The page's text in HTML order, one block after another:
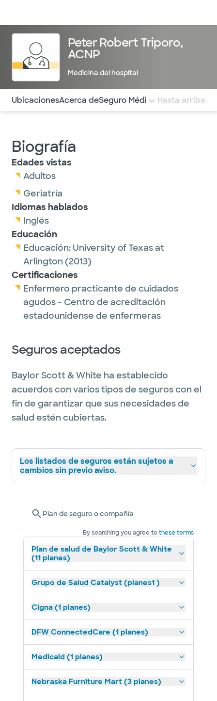
Peter Robert Triporo,
ACNP
Medicina del hospital
Utilice esta navegación para saltar rápidamente a
UbicacionesAcerca deSeguro Médico COMENTARIOS
Hasta arriba
Biografía
Edades vistas
Adultos
Geriatría
Idiomas hablados
Inglés
Educación
Educación: University of Texas at
Arlington (2013)
Certificaciones
Enfermero practicante de cuidados
agudos - Centro de acreditación
estadounidense de enfermeras
Seguros aceptados
Baylor Scott & White ha establecido
acuerdos con varios tipos de seguros con el
fin de garantizar que sus necesidades de
salud estén cubiertas.
Los listados de seguros están sujetos a
cambios sin previo aviso.
Plan de seguro o compañía
By searching you agree tothese terms
Plan de salud de Baylor Scott & White
(11 planes)
Grupo de Salud Catalyst (planes1 )
Cigna (1 planes)
DFW ConnectedCare (1 planes)
Medicaid (1 planes)
Nebraska Furniture Mart (3 planes)